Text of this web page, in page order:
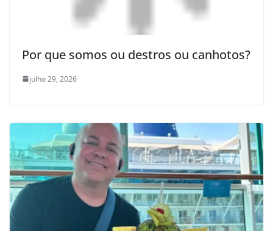
Por que somos ou destros ou canhotos?
julho 29, 2026